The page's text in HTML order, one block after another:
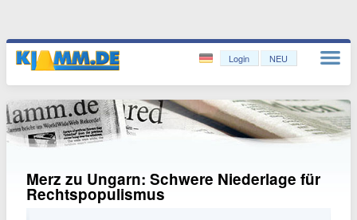
Login NEU
Merz zu Ungarn: Schwere Niederlage für
Rechtspopulismus